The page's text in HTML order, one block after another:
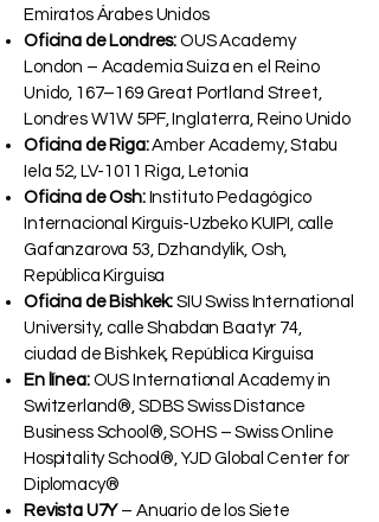
Emiratos Árabes Unidos
Oficina de Londres: OUS Academy
London – Academia Suiza en el Reino
Unido, 167–169 Great Portland Street,
Londres W1W 5PF, Inglaterra, Reino Unido
Oficina de Riga:Amber Academy, Stabu
Iela 52, LV-1011 Riga, Letonia
Oficina de Osh:Instituto Pedagógico
Internacional Kirguís-Uzbeko KUIPI, calle
Gafanzarova 53, Dzhandylik, Osh,
República Kirguisa
Oficina de Bishkek: SIU Swiss International
University, calle Shabdan Baatyr 74,
ciudad de Bishkek, República Kirguisa
En línea:OUS International Academy in
Switzerland®, SDBS Swiss Distance
Business School®, SOHS – Swiss Online
Hospitality School®, YJD Global Center for
Diplomacy®
Revista U7Y– Anuario de los Siete